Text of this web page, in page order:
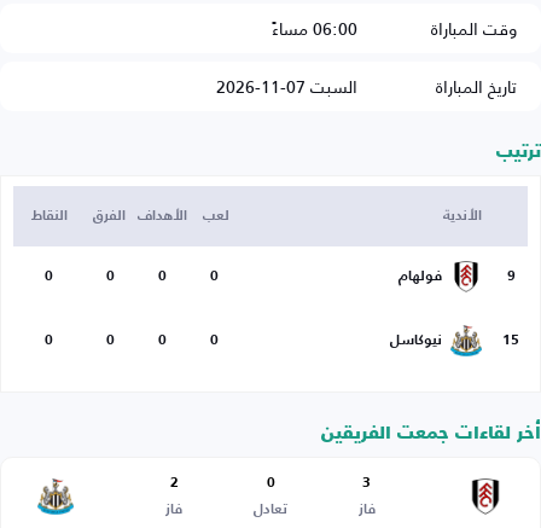
وقت المباراة
06:00 مساءً
تاريخ المباراة
السبت 07-11-2026
ترتيب
الأندية لعب الأهداف الفرق النقاط
9 فولهام 0
0
0
0
15 نيوكاسل 0
0
0
0
أخر لقاءات جمعت الفريقين
3
فاز
0
تعادل
2
فاز